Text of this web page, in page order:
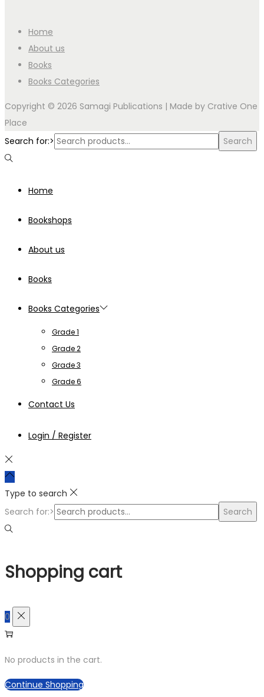
Home
About us
Books
Books Categories
Copyright © 2026 Samagi Publications | Made by Crative One
Place
Search for:>
Search
Home
Bookshops
About us
Books
Books Categories
Grade 1
Grade 2
Grade 3
Grade 6
Contact Us
Login / Register
Type to search
Search for:>
Search
Shopping cart
0
No products in the cart.
Continue Shopping